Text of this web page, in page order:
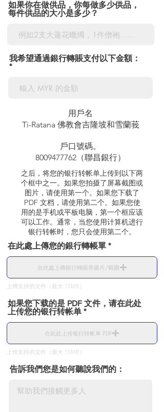
如果你在做供品，你每做多少供品，
每件供品的大小是多少？
我希望通過銀行轉賬支付以下金額：
用戶名
Ti-Ratana 佛教會吉隆坡和雪蘭莪
戶口號碼。
8009477762 （聯昌銀行）
之后，将您的银行转帐单上传到以下两
个框中之一。如果您拍摄了屏幕截图或
图片，请使用第一个。如果您下载了
PDF 文档，请使用第二个。如果您使
用的是手机或平板电脑，第一个框应该
可以工作。通常，当您使用计算机进行
银行转帐时，您只会使用第二个。
在此處上傳您的銀行轉帳單
在此處上傳銀行轉賬單圖片/截圖
上傳支持的文件（最大 15MB）
如果您下载的是 PDF 文件，请在此处
上传您的银行转帐单
在此处上传银行转帐单 PDF
上传支持的文件（最大 15MB）
告訴我們您是如何聽說我們的：